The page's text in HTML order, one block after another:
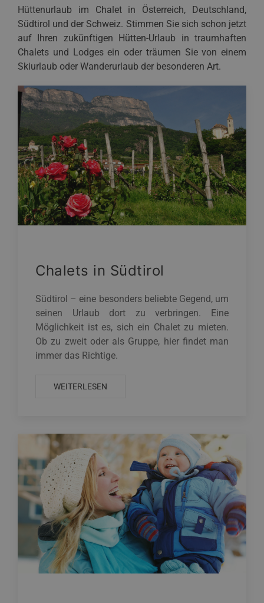
Hüttenurlaub im Chalet in Österreich, Deutschland,
Südtirol und der Schweiz. Stimmen Sie sich schon jetzt
auf Ihren zukünftigen Hütten-Urlaub in traumhaften
Chalets und Lodges ein oder träumen Sie von einem
Skiurlaub oder Wanderurlaub der besonderen Art.
Chalets in Südtirol
Südtirol – eine besonders beliebte Gegend, um
seinen Urlaub dort zu verbringen. Eine
Möglichkeit ist es, sich ein Chalet zu mieten.
Ob zu zweit oder als Gruppe, hier findet man
immer das Richtige.
WEITERLESEN